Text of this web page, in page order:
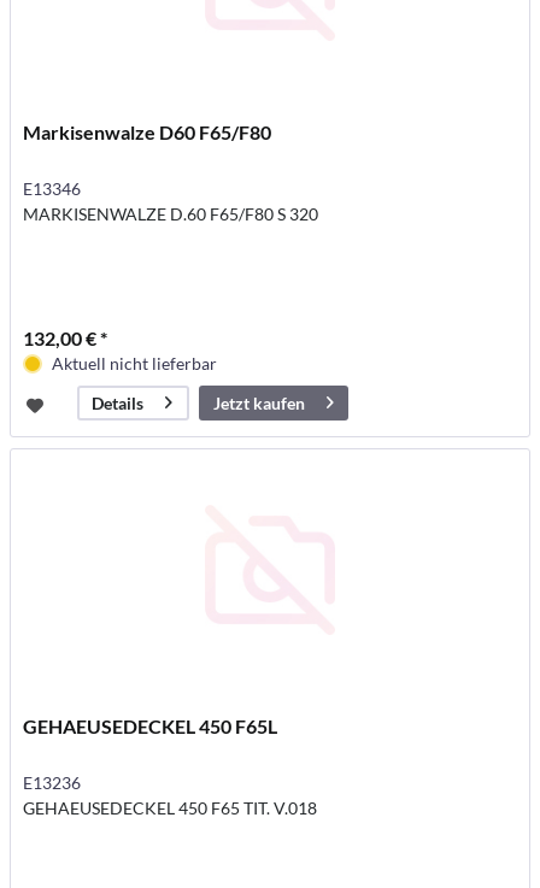
Markisenwalze D60 F65/F80
E13346
MARKISENWALZE D.60 F65/F80 S 320
132,00 € *
Aktuell nicht lieferbar
Details
Jetzt kaufen
GEHAEUSEDECKEL 450 F65L
E13236
GEHAEUSEDECKEL 450 F65 TIT. V.018